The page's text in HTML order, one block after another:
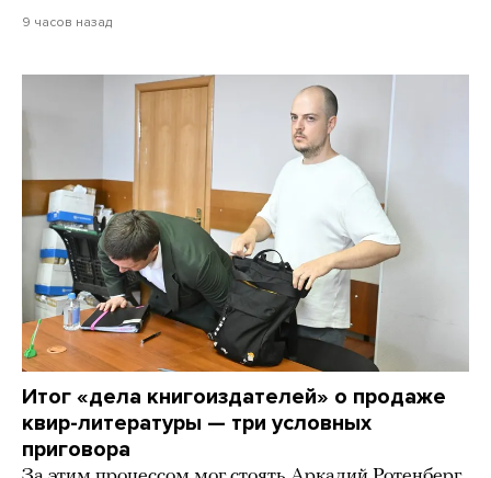
9 часов назад
Итог «дела книгоиздателей» о продаже
квир-литературы — три условных
приговора